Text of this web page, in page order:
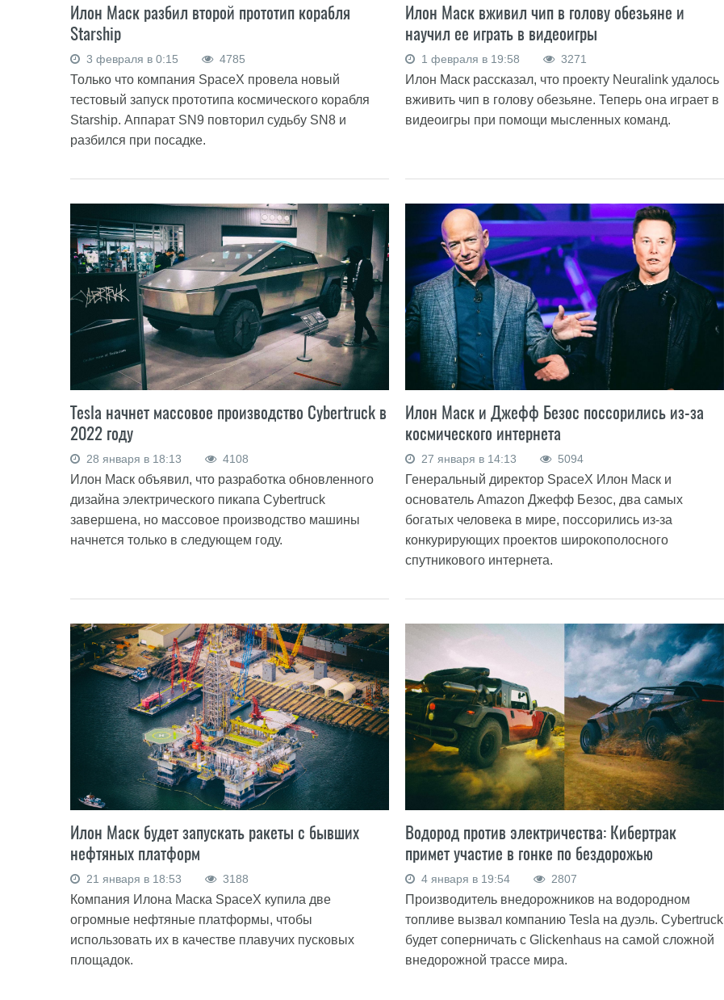
Илон Маск разбил второй прототип корабля
Starship
3 февраля в 0:15 4785
Только что компания SpaceX провела новый
тестовый запуск прототипа космического корабля
Starship. Аппарат SN9 повторил судьбу SN8 и
разбился при посадке.
Илон Маск вживил чип в голову обезьяне и
научил ее играть в видеоигры
1 февраля в 19:58 3271
Илон Маск рассказал, что проекту Neuralink удалось
вживить чип в голову обезьяне. Теперь она играет в
видеоигры при помощи мысленных команд.
Tesla начнет массовое производство Cybertruck в
2022 году
28 января в 18:13 4108
Илон Маск объявил, что разработка обновленного
дизайна электрического пикапа Cybertruck
завершена, но массовое производство машины
начнется только в следующем году.
Илон Маск и Джефф Безос поссорились из-за
космического интернета
27 января в 14:13 5094
Генеральный директор SpaceX Илон Маск и
основатель Amazon Джефф Безос, два самых
богатых человека в мире, поссорились из-за
конкурирующих проектов широкополосного
спутникового интернета.
Илон Маск будет запускать ракеты с бывших
нефтяных платформ
21 января в 18:53 3188
Компания Илона Маска SpaceX купила две
огромные нефтяные платформы, чтобы
использовать их в качестве плавучих пусковых
площадок.
Водород против электричества: Кибертрак
примет участие в гонке по бездорожью
4 января в 19:54 2807
Производитель внедорожников на водородном
топливе вызвал компанию Tesla на дуэль. Cybertruck
будет соперничать с Glickenhaus на самой сложной
внедорожной трассе мира.